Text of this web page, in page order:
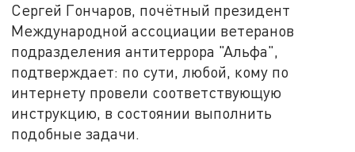
Сергей Гончаров, почётный президент
Международной ассоциации ветеранов
подразделения антитеррора "Альфа",
подтверждает: по сути, любой, кому по
интернету провели соответствующую
инструкцию, в состоянии выполнить
подобные задачи.